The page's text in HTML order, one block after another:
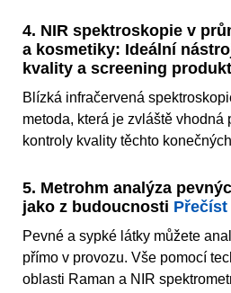
4. NIR spektroskopie v
a kosmetiky: Ideální
kvality a screening
Blízká infračervená
metoda, která je zvláště vhodná
kontroly kvality těchto
5. Metrohm analýza
jako z budoucnosti Přečíst
Pevné a sypké látky můžete
přímo v provozu. Vše pomocí
oblasti Raman a NIR